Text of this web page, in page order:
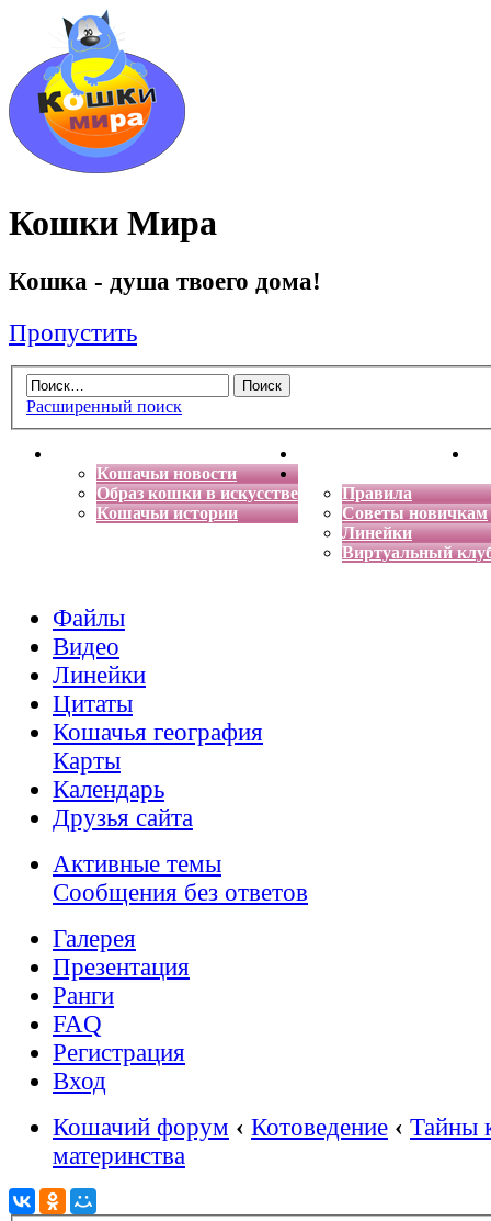
Кошки Мира
Кошка - душа твоего дома!
Пропустить
Расширенный поиск
Кошачьи новости
Образ кошки в искусстве
Кошачьи истории
Энциклопедия кошек
Правила
Советы новичкам
Линейки
Виртуальный
Файлы
Видео
Линейки
Цитаты
Кошачья география
Карты
Календарь
Друзья сайта
Активные темы
Сообщения без ответов
Галерея
Презентация
Ранги
FAQ
Регистрация
Вход
Кошачий форум ‹ Котоведение ‹ Тайны
материнства